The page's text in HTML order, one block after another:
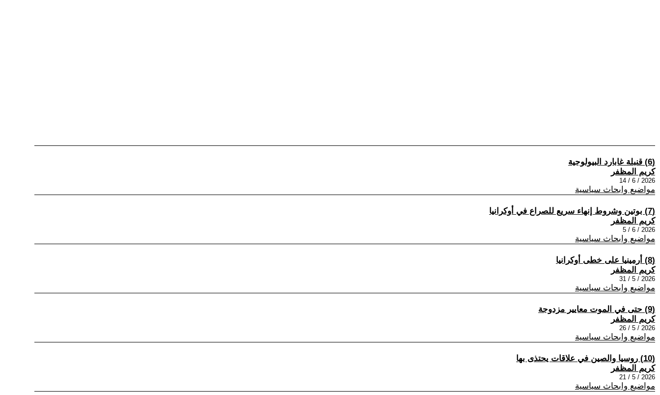
(6) قنبلة غابارد البيولوجية
كريم المظفر
2026 / 6 / 14
مواضيع وابحاث سياسية
(7) بوتين وشروط إنهاء سريع للصراع في أوكرانيا
كريم المظفر
2026 / 6 / 5
مواضيع وابحاث سياسية
(8) أرمينيا على خطى أوكرانيا
كريم المظفر
2026 / 5 / 31
مواضيع وابحاث سياسية
(9) حتى في الموت معايير مزدوجة
كريم المظفر
2026 / 5 / 26
مواضيع وابحاث سياسية
(10) روسيا والصين في علاقات يحتذى بها
كريم المظفر
2026 / 5 / 21
مواضيع وابحاث سياسية